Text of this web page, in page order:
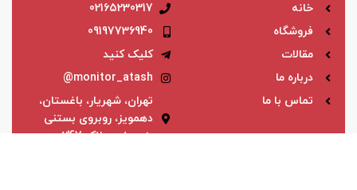
خانه
فروشگاه
مقالات
درباره ما
تماس با ما
02165230317
09197736940
کلیک کنید
monitor_atash@
تهران، شهریار، باغستان،
دهمویز، روبروی بستنی
بنی علی، پلاک 247